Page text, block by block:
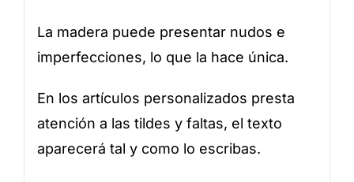
La madera puede presentar nudos e
imperfecciones, lo que la hace única.
En los artículos personalizados presta
atención a las tildes y faltas, el texto
aparecerá tal y como lo escribas.